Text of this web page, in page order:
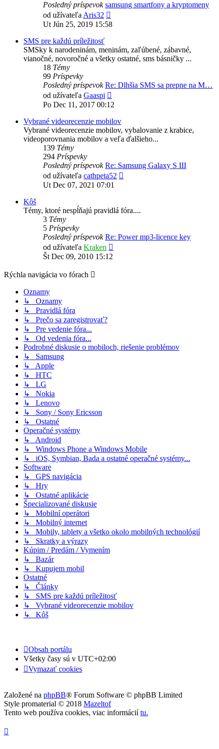
Posledný príspevok samsung smartfony a kryptomeny
od užívateľa Aris32
posledný
Ut Jún 25, 2019 15:58
SMS pre každú príležitosť
SMSky k narodeninám, meninám, zaľúbené, zábavné,
vianočné, novoročné a všetky ostatné, sms básničky ...
18 Témy
99 Príspevky
Posledný príspevok Re: Dlhšia SMS sa prepne na M…
od užívateľa Gaaspi
posledný
Po Dec 11, 2017 00:12
Vybrané videorecenzie mobilov
Vybrané videorecenzie mobilov, vybalovanie z krabice,
videoporovnania mobilov a veľa ďalšieho...
139 Témy
294 Príspevky
Posledný príspevok Re: Samsung Galaxy S III
od užívateľa cathpeta52
Ut Dec 07, 2021 07:01
Kôš
Témy, ktoré nespĺňajú pravidlá fóra....
3 Témy
5 Príspevky
Posledný príspevok Re: Power mp3-licence key
od užívateľa Kraken
Št Dec 09, 2010 15:12
Rýchla navigácia vo fórach
Oznamy
↳ Oznamy
↳ Pravidlá fóra
↳ Prečo sa zaregistrovať?
↳ Pre vedenie fóra...
↳ Od vedenia fóra...
Podrobné diskusie o mobiloch, riešenie problémov
↳ Samsung
↳ Apple
↳ HTC
↳ LG
↳ Nokia
↳ Lenovo
↳ Sony / Sony Ericsson
↳ Ostatné
Operačné systémy
↳ Android
↳ Windows Phone a Windows Mobile
↳ iOS, Symbian, Bada a ostatné operačné systémy...
Software
↳ GPS navigácia
↳ Hry
↳ Ostatné aplikácie
Špecializované diskusie
↳ Mobilní operátori
↳ Mobilný internet
↳ Mobily, tablety a všetko okolo mobilných technológií
↳ Skratky a výrazy
Kúpim / Predám / Vymením
↳ Bazár
↳ Kupujem mobil
Ostatné
↳ Články
↳ SMS pre každú príležitosť
↳ Vybrané videorecenzie mobilov
↳ Kôš
Obsah portálu
Všetky časy sú v UTC+02:00
Vymazať cookies
Založené na phpBB® Forum Software © phpBB Limited
Style promaterial © 2018 Mazeltof
Tento web používa cookies, viac informáciítu.